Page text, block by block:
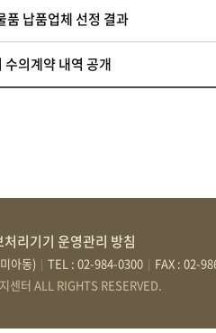
납품업체 선정 결과
의계약 내역 공개
리기기 운영관리 방침
아동) | TEL : 02-984-0300 | FAX : 02-
센터 ALL RIGHTS RESERVED.